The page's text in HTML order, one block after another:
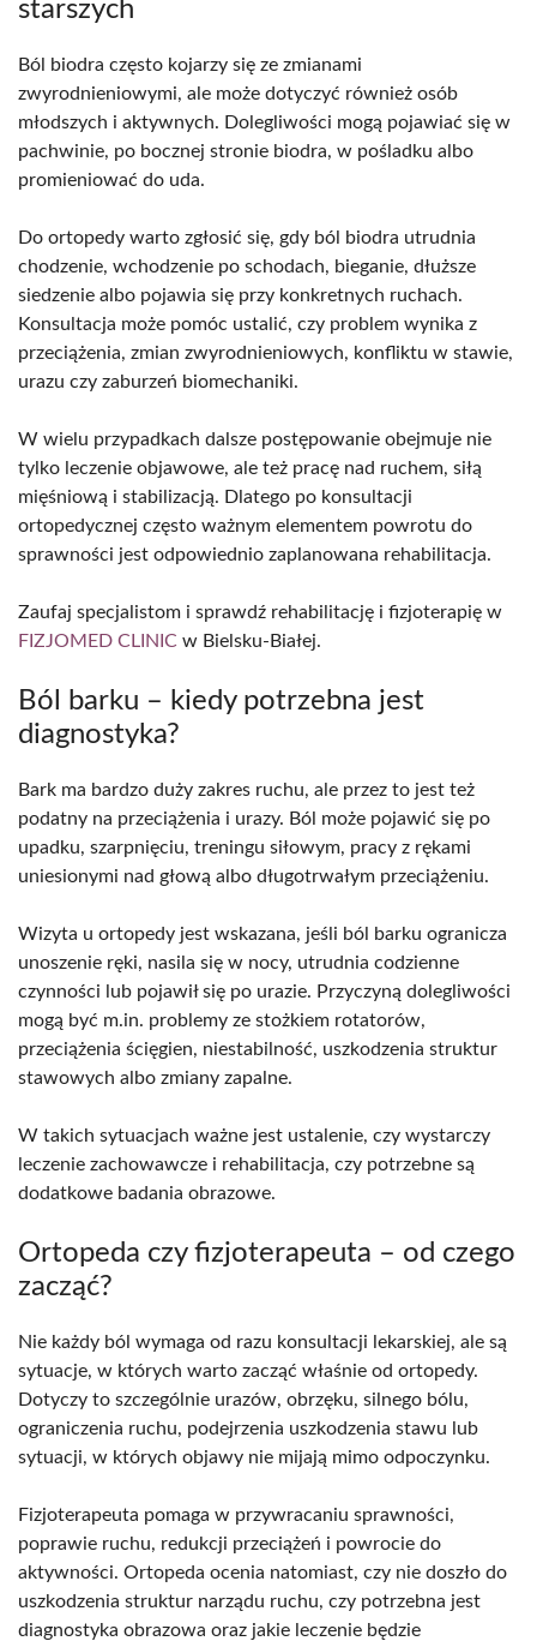
starszych
Ból biodra często kojarzy się ze zmianami
zwyrodnieniowymi, ale może dotyczyć również osób
młodszych i aktywnych. Dolegliwości mogą pojawiać się w
pachwinie, po bocznej stronie biodra, w pośladku albo
promieniować do uda.
Do ortopedy warto zgłosić się, gdy ból biodra utrudnia
chodzenie, wchodzenie po schodach, bieganie, dłuższe
siedzenie albo pojawia się przy konkretnych ruchach.
Konsultacja może pomóc ustalić, czy problem wynika z
przeciążenia, zmian zwyrodnieniowych, konfliktu w stawie,
urazu czy zaburzeń biomechaniki.
W wielu przypadkach dalsze postępowanie obejmuje nie
tylko leczenie objawowe, ale też pracę nad ruchem, siłą
mięśniową i stabilizacją. Dlatego po konsultacji
ortopedycznej często ważnym elementem powrotu do
sprawności jest odpowiednio zaplanowana rehabilitacja.
Zaufaj specjalistom i sprawdź rehabilitację i fizjoterapię w
FIZJOMED CLINIC w Bielsku-Białej.
Ból barku – kiedy potrzebna jest
diagnostyka?
Bark ma bardzo duży zakres ruchu, ale przez to jest też
podatny na przeciążenia i urazy. Ból może pojawić się po
upadku, szarpnięciu, treningu siłowym, pracy z rękami
uniesionymi nad głową albo długotrwałym przeciążeniu.
Wizyta u ortopedy jest wskazana, jeśli ból barku ogranicza
unoszenie ręki, nasila się w nocy, utrudnia codzienne
czynności lub pojawił się po urazie. Przyczyną dolegliwości
mogą być m.in. problemy ze stożkiem rotatorów,
przeciążenia ścięgien, niestabilność, uszkodzenia struktur
stawowych albo zmiany zapalne.
W takich sytuacjach ważne jest ustalenie, czy wystarczy
leczenie zachowawcze i rehabilitacja, czy potrzebne są
dodatkowe badania obrazowe.
Ortopeda czy fizjoterapeuta – od czego
zacząć?
Nie każdy ból wymaga od razu konsultacji lekarskiej, ale są
sytuacje, w których warto zacząć właśnie od ortopedy.
Dotyczy to szczególnie urazów, obrzęku, silnego bólu,
ograniczenia ruchu, podejrzenia uszkodzenia stawu lub
sytuacji, w których objawy nie mijają mimo odpoczynku.
Fizjoterapeuta pomaga w przywracaniu sprawności,
poprawie ruchu, redukcji przeciążeń i powrocie do
aktywności. Ortopeda ocenia natomiast, czy nie doszło do
uszkodzenia struktur narządu ruchu, czy potrzebna jest
diagnostyka obrazowa oraz jakie leczenie będzie